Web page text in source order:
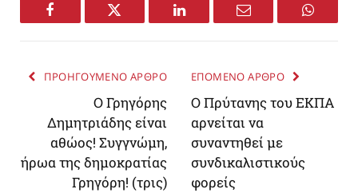
Facebook Twitter LinkedIn Email
ΠΡΟΗΓΟΥΜΕΝΟ ΑΡΘΡΟ
O Γρηγόρης
Δημητριάδης είναι
αθώος! Συγγνώμη,
ήρωα της δημοκρατίας
Γρηγόρη! (τρις)
ΕΠΟΜΕΝΟ ΑΡΘΡΟ
Ο Πρύτανης του ΕΚΠΑ
αρνείται να
συναντηθεί με
συνδικαλιστικούς
φορείς